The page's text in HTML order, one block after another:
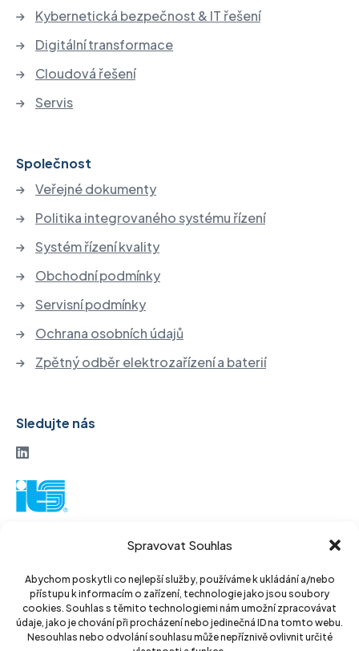
Spravovat Souhlas
Abychom poskytli co nejlepší služby, používáme k ukládání a/nebo
přístupu k informacím o zařízení, technologie jako jsou soubory
cookies. Souhlas s těmito technologiemi nám umožní zpracovávat
údaje, jako je chování při procházení nebo jedinečná ID na tomto webu.
Nesouhlas nebo odvolání souhlasu může nepříznivě ovlivnit určité
Kybernetická bezpečnost & IT řešení
Digitální transformace
Cloudová řešení
Servis
Společnost
Veřejné dokumenty
Politika integrovaného systému řízení
Systém řízení kvality
Obchodní podmínky
Servisní podmínky
Ochrana osobních údajů
Zpětný odběr elektrozařízení a baterií
Sledujte nás
130 52 Praha3
Czech Republic
IČ: 14889811